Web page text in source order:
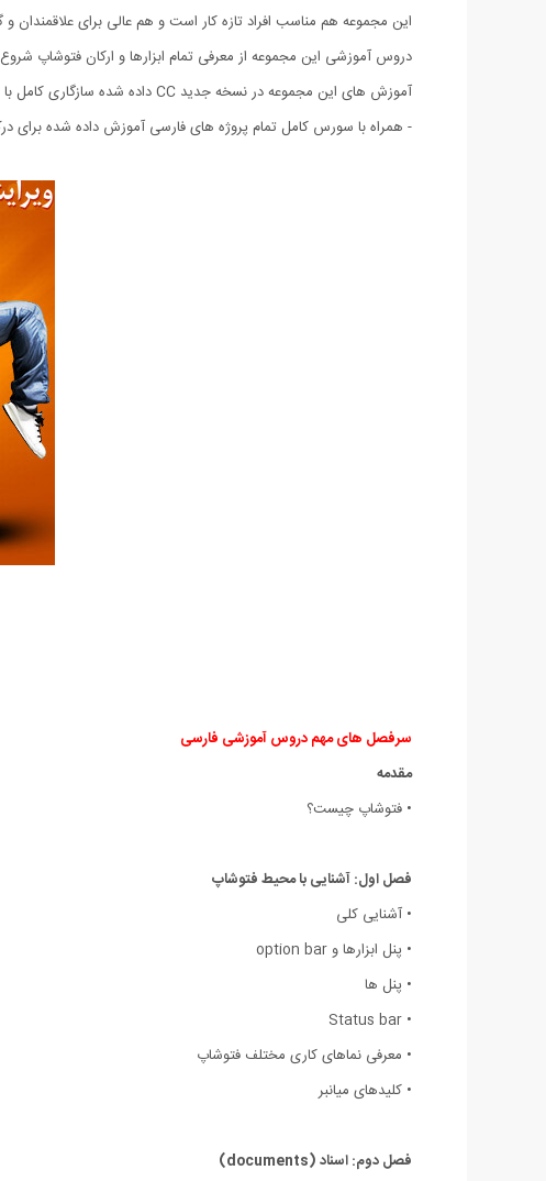
این مجموعه هم مناسب افراد تازه کار است و هم عالی برای
دروس آموزشی این مجموعه از معرفی تمام ابزارها و ارکان فتوشاپ
آموزش های این مجموعه در نسخه جدید CC داده شده سازگاری کامل با نسخه CC و بالاتر از نرم افزار فتوشاپ را دارد.
- همراه با سورس کامل تمام پروژه های فارسی آموزش داده شده برای
سرفصل های مهم دروس آموزشی فارسی
مقدمه
• فتوشاپ چیست؟
فصل اول: آشنایی با محیط فتوشاپ
• آشنایی کلی
• پنل ابزارها و option bar
• پنل ها
• Status bar
• معرفی نماهای کاری مختلف فتوشاپ
• کلیدهای میانبر
فصل دوم: اسناد (documents)